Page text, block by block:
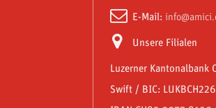
E-Mail:
Unsere Filialen
Luzerner Kantonalbank
Swift / BIC: